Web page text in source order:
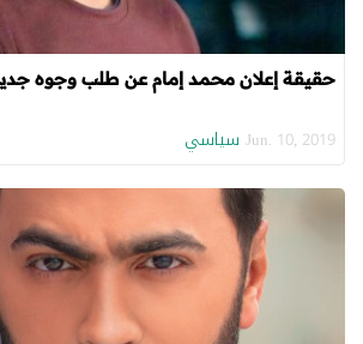
حقيقة إعلان محمد إمام عن طلب وجوه جديدة
Jun. 10, 2019 سياسي